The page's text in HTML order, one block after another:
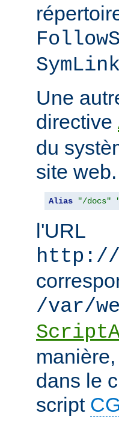
Une
directive
du
site
Alias "/docs"
l'URL
http://
/var/
dans le
script